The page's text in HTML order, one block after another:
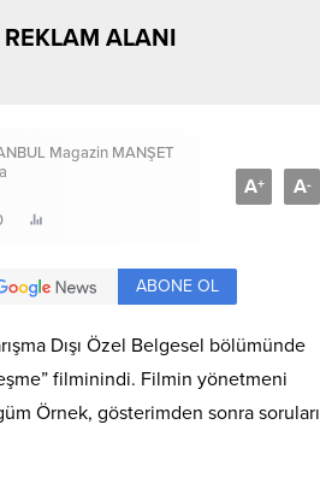
ALANI
Magazin MANŞET
A+ A-
ABONE OL
Dışı Özel Belgesel bölümünde
filminindi. Filmin yönetmeni
Örnek, gösterimden sonra soruları